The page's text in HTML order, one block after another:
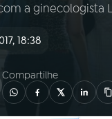
AO VIVO
a ginecologista
18:38
Compartilhe